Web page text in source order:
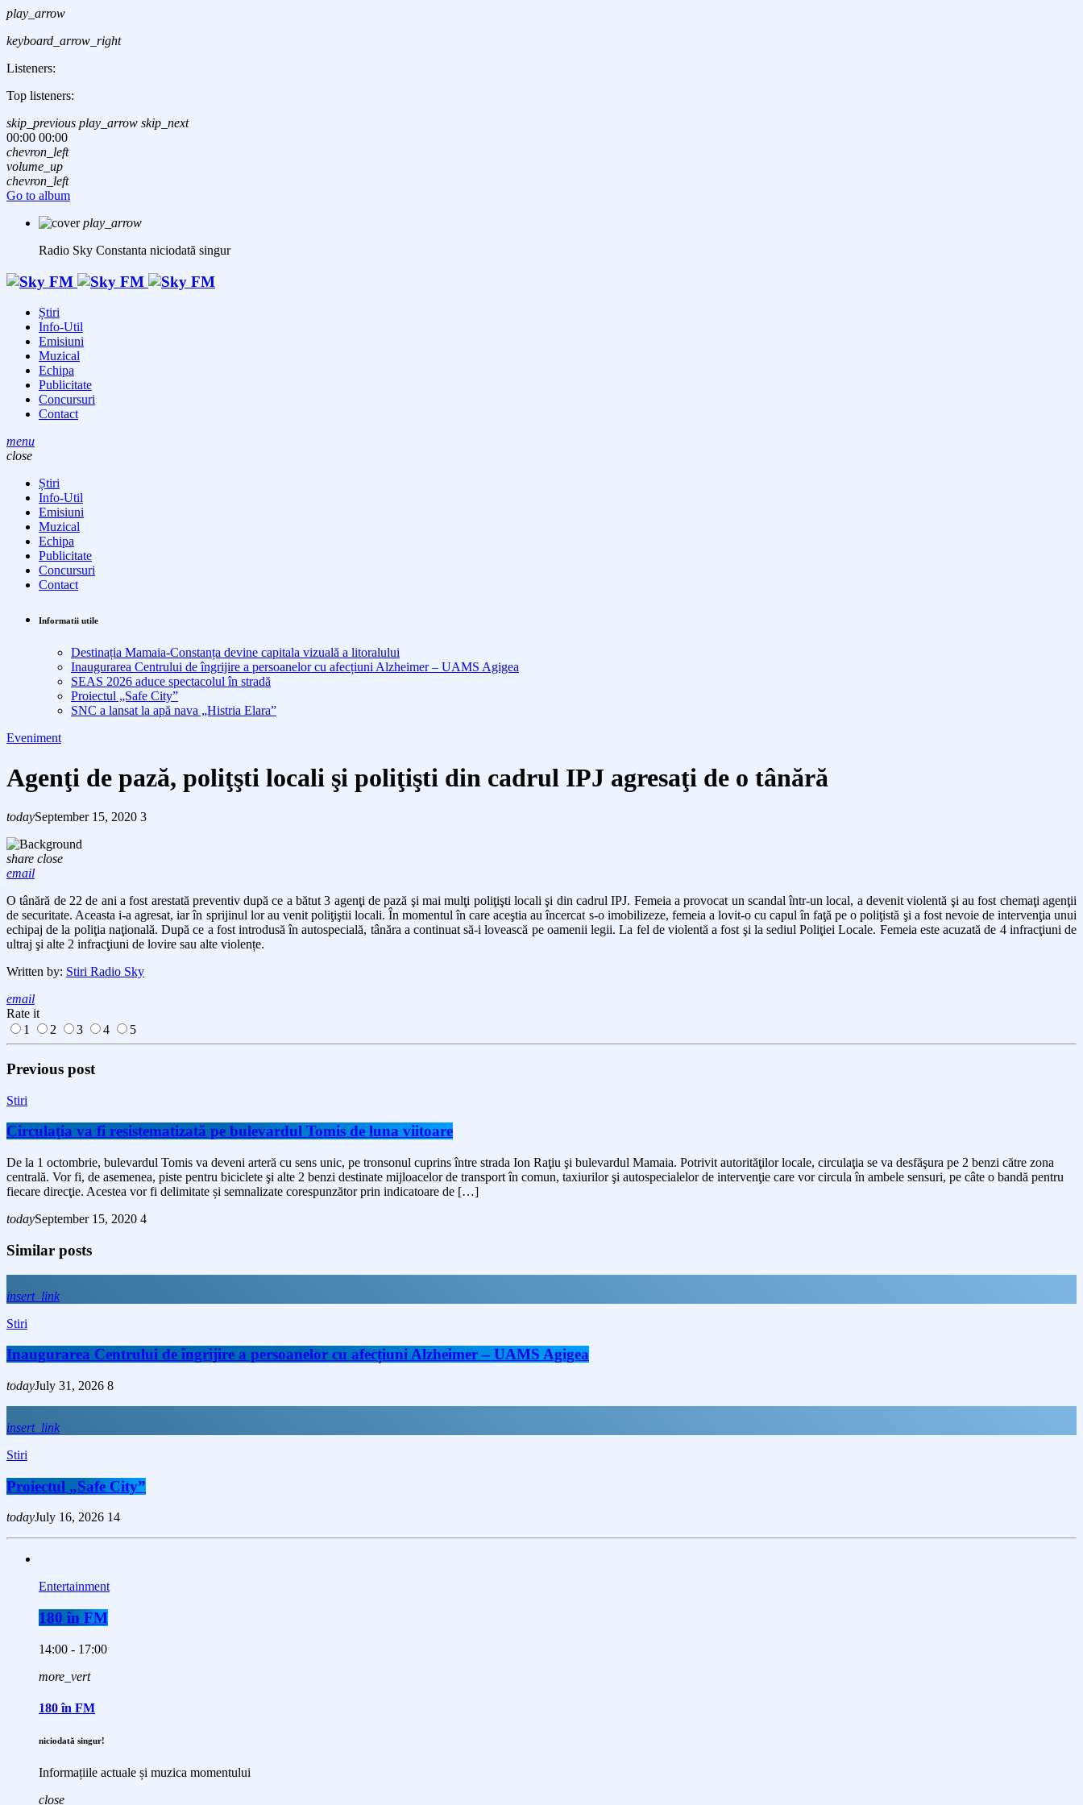
play_arrow
keyboard_arrow_right
Listeners:
Top listeners:
skip_previous play_arrow skip_next
00:00 00:00
chevron_left
volume_up
chevron_left
Go to album
play_arrow
Radio Sky Constanta niciodată singur
Știri
Info-Util
Emisiuni
Muzical
Echipa
Publicitate
Concursuri
Contact
menu
close
Știri
Info-Util
Emisiuni
Muzical
Echipa
Publicitate
Concursuri
Contact
Informatii utile
Destinația Mamaia-Constanța devine capitala vizuală a litoralului
Inaugurarea Centrului de îngrijire a persoanelor cu afecțiuni Alzheimer – UAMS Agigea
SEAS 2026 aduce spectacolul în stradă
Proiectul „Safe City”
SNC a lansat la apă nava „Histria Elara”
Eveniment
Agenţi de pază, poliţşti locali şi poliţişti din cadrul IPJ agresaţi de o tânără
todaySeptember 15, 2020 3
share close
email
O tânără de 22 de ani a fost arestată preventiv după ce a bătut 3 agenţi de pază şi mai mulţi poliţişti locali şi din cadrul IPJ. Femeia a provocat un scandal într-un local, a devenit violentă şi au fost chemaţi agenţii
de securitate. Aceasta i-a agresat, iar în sprijinul lor au venit poliţiştii locali. În momentul în care aceştia au încercat s-o imobilizeze, femeia a lovit-o cu capul în faţă pe o poliţistă şi a fost nevoie de intervenţia unui
echipaj de la poliţia naţională. După ce a fost introdusă în autospecială, tânăra a continuat să-i lovească pe oamenii legii. La fel de violentă a fost şi la sediul Poliţiei Locale. Femeia este acuzată de 4 infracţiuni de
ultraj şi alte 2 infracţiuni de lovire sau alte violențe.
Written by: Stiri Radio Sky
email
Rate it
1
2 3 4 5
Previous post
Stiri
Circulaţia va fi resistematizată pe bulevardul Tomis de luna viitoare
De la 1 octombrie, bulevardul Tomis va deveni arteră cu sens unic, pe tronsonul cuprins între strada Ion Raţiu şi bulevardul Mamaia. Potrivit autorităţilor locale, circulaţia se va desfăşura pe 2 benzi către zona
centrală. Vor fi, de asemenea, piste pentru biciclete şi alte 2 benzi destinate mijloacelor de transport în comun, taxiurilor şi autospecialelor de intervenţie care vor circula în ambele sensuri, pe câte o bandă pentru
fiecare direcţie. Acestea vor fi delimitate și semnalizate corespunzător prin indicatoare de […]
todaySeptember 15, 2020 4
Similar posts
insert_link
Stiri
Inaugurarea Centrului de îngrijire a persoanelor cu afecțiuni Alzheimer – UAMS Agigea
todayJuly 31, 2026 8
insert_link
Stiri
Proiectul „Safe City”
todayJuly 16, 2026 14
Entertainment
180 în FM
14:00 - 17:00
more_vert
180 în FM
niciodată singur!
Informațiile actuale și muzica momentului
close